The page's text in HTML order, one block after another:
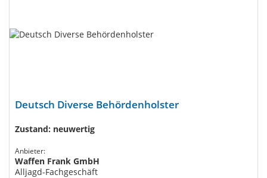
Deutsch Diverse Behördenholster
Zustand: neuwertig
Anbieter:
Waffen Frank GmbH
Alljagd-Fachgeschäft